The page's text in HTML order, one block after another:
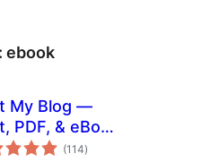
ebook
My Blog —
PDF, & eBook
(114общий
рейтинг
)